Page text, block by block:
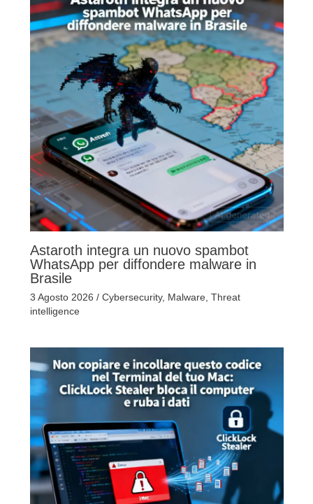
Astaroth integra un nuovo spambot
WhatsApp per diffondere malware in
Brasile
3 Agosto 2026 / Cybersecurity, Malware, Threat
intelligence